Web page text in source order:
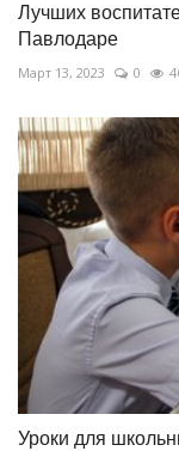
Лучших
Павлодаре
Март 13, 2023 0
Уроки для